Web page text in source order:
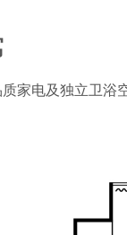
家电及独立卫